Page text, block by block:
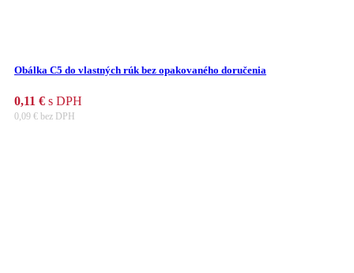
Obálka C5 do vlastných rúk bez opakovaného doručenia
0,11 € s DPH
0,09 € bez DPH